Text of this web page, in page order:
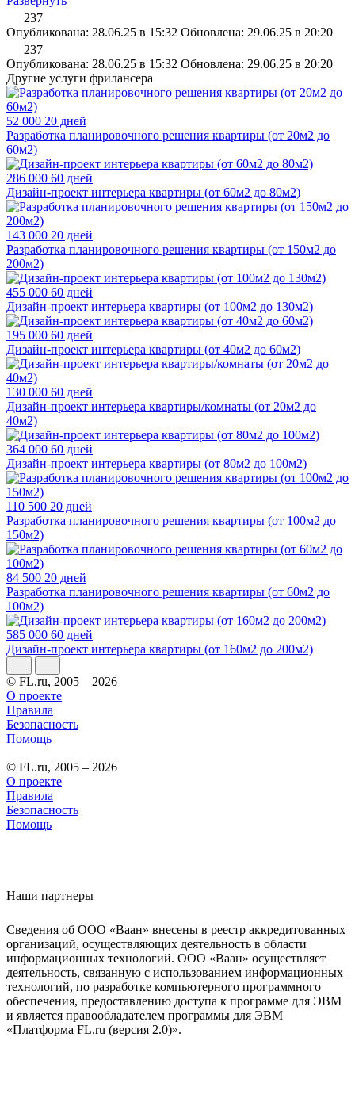
237
Опубликована: 28.06.25 в 15:32 Обновлена: 29.06.25 в 20:20
237
Опубликована: 28.06.25 в 15:32 Обновлена: 29.06.25 в 20:20
Другие услуги фрилансера
52 000 20 дней
Разработка планировочного решения квартиры (от 20м2 до
60м2)
286 000 60 дней
Дизайн-проект интерьера квартиры (от 60м2 до 80м2)
143 000 20 дней
Разработка планировочного решения квартиры (от 150м2 до
200м2)
455 000 60 дней
Дизайн-проект интерьера квартиры (от 100м2 до 130м2)
195 000 60 дней
Дизайн-проект интерьера квартиры (от 40м2 до 60м2)
130 000 60 дней
Дизайн-проект интерьера квартиры/комнаты (от 20м2 до
40м2)
364 000 60 дней
Дизайн-проект интерьера квартиры (от 80м2 до 100м2)
110 500 20 дней
Разработка планировочного решения квартиры (от 100м2 до
150м2)
84 500 20 дней
Разработка планировочного решения квартиры (от 60м2 до
100м2)
585 000 60 дней
Дизайн-проект интерьера квартиры (от 160м2 до 200м2)
© FL.ru, 2005 – 2026
О проекте
Правила
Безопасность
Помощь
© FL.ru, 2005 – 2026
О проекте
Правила
Безопасность
Помощь
Наши партнеры
Сведения об ООО «Ваан» внесены в реестр аккредитованных
организаций, осуществляющих деятельность в области
информационных технологий. ООО «Ваан» осуществляет
деятельность, связанную с использованием информационных
технологий, по разработке компьютерного программного
обеспечения, предоставлению доступа к программе для ЭВМ
и является правообладателем программы для ЭВМ
«Платформа FL.ru (версия 2.0)».